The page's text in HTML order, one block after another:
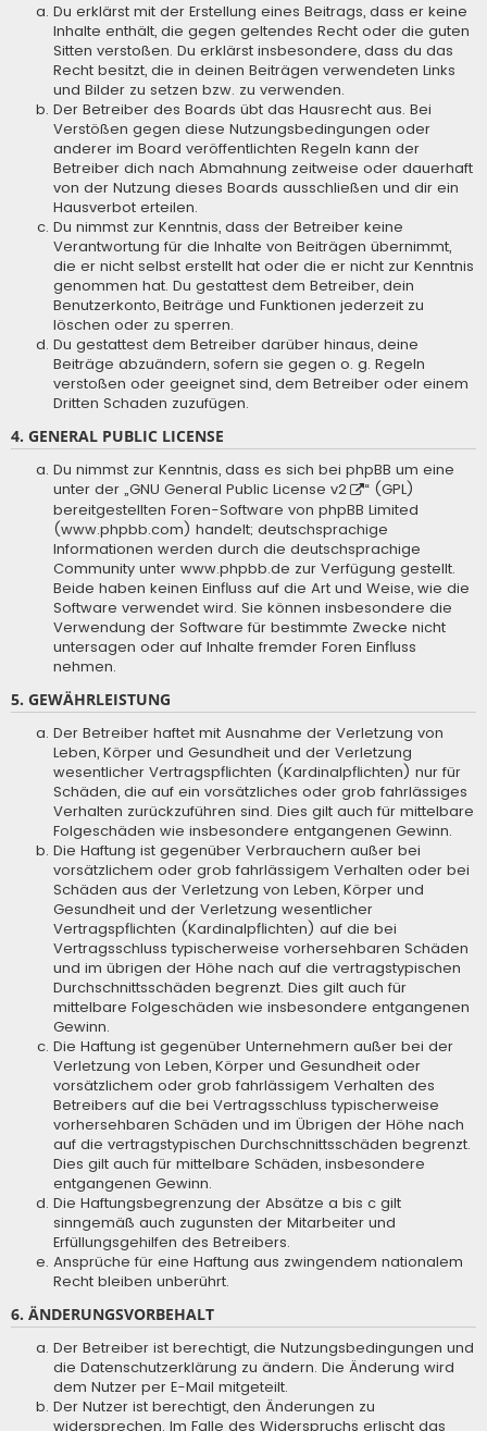
Du erklärst mit der Erstellung eines Beitrags, dass er keine
Inhalte enthält, die gegen geltendes Recht oder die guten
Sitten verstoßen. Du erklärst insbesondere, dass du das
Recht besitzt, die in deinen Beiträgen verwendeten Links
und Bilder zu setzen bzw. zu verwenden.
Der Betreiber des Boards übt das Hausrecht aus. Bei
Verstößen gegen diese Nutzungsbedingungen oder
anderer im Board veröffentlichten Regeln kann der
Betreiber dich nach Abmahnung zeitweise oder dauerhaft
von der Nutzung dieses Boards ausschließen und dir ein
Hausverbot erteilen.
Du nimmst zur Kenntnis, dass der Betreiber keine
Verantwortung für die Inhalte von Beiträgen übernimmt,
die er nicht selbst erstellt hat oder die er nicht zur Kenntnis
genommen hat. Du gestattest dem Betreiber, dein
Benutzerkonto, Beiträge und Funktionen jederzeit zu
löschen oder zu sperren.
Du gestattest dem Betreiber darüber hinaus, deine
Beiträge abzuändern, sofern sie gegen o. g. Regeln
verstoßen oder geeignet sind, dem Betreiber oder einem
Dritten Schaden zuzufügen.
4. GENERAL PUBLIC LICENSE
Du nimmst zur Kenntnis, dass es sich bei phpBB um eine
unter der „GNU General Public License v2
“ (GPL)
bereitgestellten Foren-Software von phpBB Limited
(www.phpbb.com) handelt; deutschsprachige
Informationen werden durch die deutschsprachige
Community unter www.phpbb.de zur Verfügung gestellt.
Beide haben keinen Einfluss auf die Art und Weise, wie die
Software verwendet wird. Sie können insbesondere die
Verwendung der Software für bestimmte Zwecke nicht
untersagen oder auf Inhalte fremder Foren Einfluss
nehmen.
5. GEWÄHRLEISTUNG
Der Betreiber haftet mit Ausnahme der Verletzung von
Leben, Körper und Gesundheit und der Verletzung
wesentlicher Vertragspflichten (Kardinalpflichten) nur für
Schäden, die auf ein vorsätzliches oder grob fahrlässiges
Verhalten zurückzuführen sind. Dies gilt auch für mittelbare
Folgeschäden wie insbesondere entgangenen Gewinn.
Die Haftung ist gegenüber Verbrauchern außer bei
vorsätzlichem oder grob fahrlässigem Verhalten oder bei
Schäden aus der Verletzung von Leben, Körper und
Gesundheit und der Verletzung wesentlicher
Vertragspflichten (Kardinalpflichten) auf die bei
Vertragsschluss typischerweise vorhersehbaren Schäden
und im übrigen der Höhe nach auf die vertragstypischen
Durchschnittsschäden begrenzt. Dies gilt auch für
mittelbare Folgeschäden wie insbesondere entgangenen
Gewinn.
Die Haftung ist gegenüber Unternehmern außer bei der
Verletzung von Leben, Körper und Gesundheit oder
vorsätzlichem oder grob fahrlässigem Verhalten des
Betreibers auf die bei Vertragsschluss typischerweise
vorhersehbaren Schäden und im Übrigen der Höhe nach
auf die vertragstypischen Durchschnittsschäden begrenzt.
Dies gilt auch für mittelbare Schäden, insbesondere
entgangenen Gewinn.
Die Haftungsbegrenzung der Absätze a bis c gilt
sinngemäß auch zugunsten der Mitarbeiter und
Erfüllungsgehilfen des Betreibers.
Ansprüche für eine Haftung aus zwingendem nationalem
Recht bleiben unberührt.
6. ÄNDERUNGSVORBEHALT
Der Betreiber ist berechtigt, die Nutzungsbedingungen und
die Datenschutzerklärung zu ändern. Die Änderung wird
dem Nutzer per E-Mail mitgeteilt.
Der Nutzer ist berechtigt, den Änderungen zu
widersprechen. Im Falle des Widerspruchs erlischt das